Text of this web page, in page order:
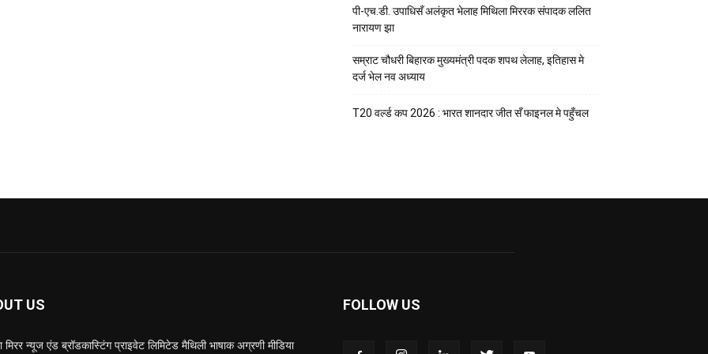
पी-एच.डी. उपाधिसँ अलंकृत भेलाह मिथिला मिररक संपादक ललित
नारायण झा
सम्राट चौधरी बिहारक मुख्यमंत्री पदक शपथ लेलाह, इतिहास मे
दर्ज भेल नव अध्याय
T20 वर्ल्ड कप 2026 : भारत शानदार जीत सँ फाइनल मे पहुँचल
US
मिरर न्यूज एंड ब्रॉडकास्टिंग प्राइवेट लिमिटेड मैथिली भाषाक अग्रणी मीडिया
FOLLOW US